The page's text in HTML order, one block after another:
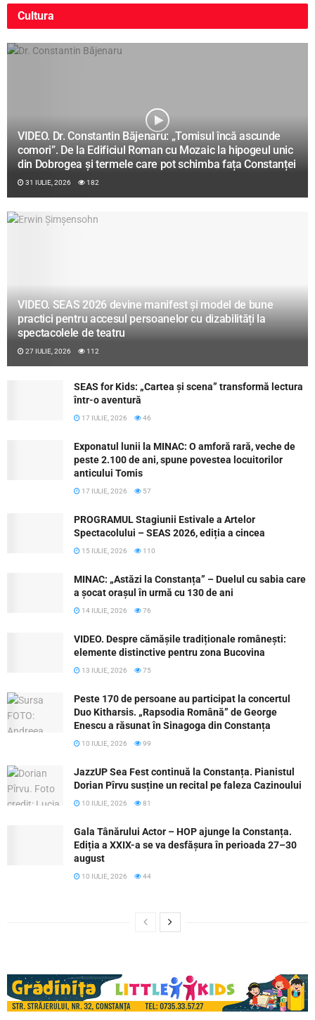
Cultura
VIDEO. Dr. Constantin Băjenaru: „Tomisul încă ascunde
comori”. De la Edificiul Roman cu Mozaic la hipogeul unic
din Dobrogea și termele care pot schimba fața Constanței
31 IULIE, 2026 182
VIDEO. SEAS 2026 devine manifest și model de bune
practici pentru accesul persoanelor cu dizabilități la
spectacolele de teatru
27 IULIE, 2026 112
SEAS for Kids: „Cartea și scena” transformă lectura
într-o aventură
17 IULIE, 2026 46
Exponatul lunii la MINAC: O amforă rară, veche de
peste 2.100 de ani, spune povestea locuitorilor
anticului Tomis
17 IULIE, 2026 57
PROGRAMUL Stagiunii Estivale a Artelor
Spectacolului – SEAS 2026, ediția a cincea
15 IULIE, 2026 110
MINAC: „Astăzi la Constanța” – Duelul cu sabia care
a șocat orașul în urmă cu 130 de ani
14 IULIE, 2026 76
VIDEO. Despre cămășile tradiționale românești:
elemente distinctive pentru zona Bucovina
13 IULIE, 2026 75
Peste 170 de persoane au participat la concertul
Duo Kitharsis. „Rapsodia Română” de George
Enescu a răsunat în Sinagoga din Constanța
10 IULIE, 2026 99
JazzUP Sea Fest continuă la Constanța. Pianistul
Dorian Pîrvu susține un recital pe faleza Cazinoului
10 IULIE, 2026 81
Gala Tânărului Actor – HOP ajunge la Constanța.
Ediția a XXIX-a se va desfășura în perioada 27–30
august
10 IULIE, 2026 44